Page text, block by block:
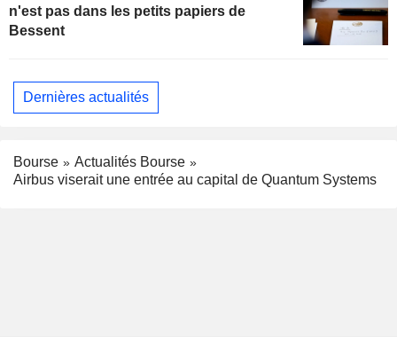
n'est pas dans les petits papiers de
Bessent
Dernières actualités
Bourse
Actualités Bourse
Airbus viserait une entrée au capital de Quantum Systems